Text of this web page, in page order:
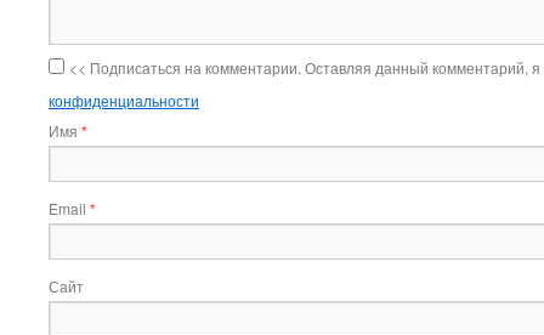
<< Подписаться на комментарии. Оставляя данный комментарий,
конфиденциальности
Имя *
Email *
Сайт